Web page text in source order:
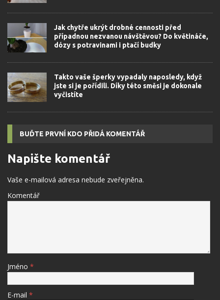
Jak chytře ukrýt drobné cennosti před
případnou nezvanou návštěvou? Do květináče,
dózy s potravinami i ptačí budky
Takto vaše šperky vypadaly naposledy, když
jste si je pořídili. Díky této směsi je dokonale
vyčistíte
BUĎTE PRVNÍ KDO PŘIDÁ KOMENTÁŘ
Napište komentář
Vaše e-mailová adresa nebude zveřejněna.
Komentář
Jméno *
E-mail *